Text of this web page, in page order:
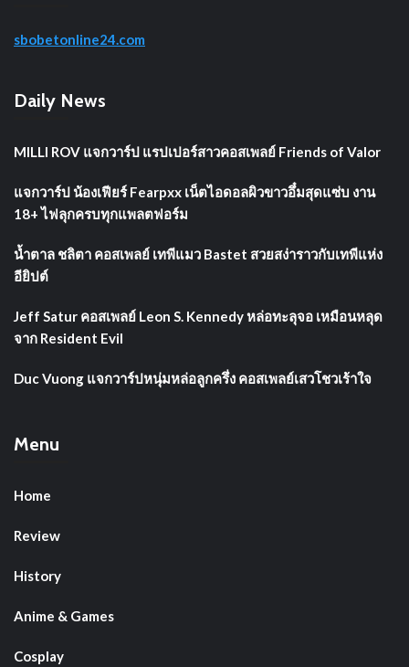
sbobetonline24.com
Daily News
MILLI ROV แจกวาร์ป แรปเปอร์สาวคอสเพลย์ Friends of Valor
แจกวาร์ป น้องเฟียร์ Fearpxx เน็ตไอดอลผิวขาวอึ๋มสุดแซ่บ งาน
18+ ไฟลุกครบทุกแพลตฟอร์ม
น้ำตาล ชลิตา คอสเพลย์ เทพีแมว Bastet สวยสง่าราวกับเทพีแห่ง
อียิปต์
Jeff Satur คอสเพลย์ Leon S. Kennedy หล่อทะลุจอ เหมือนหลุด
จาก Resident Evil
Duc Vuong แจกวาร์ปหนุ่มหล่อลูกครึ่ง คอสเพลย์เสวโชวเร้าใจ
Menu
Home
Review
History
Anime & Games
Cosplay